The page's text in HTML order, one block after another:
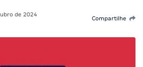
de 2024
Compartilhe